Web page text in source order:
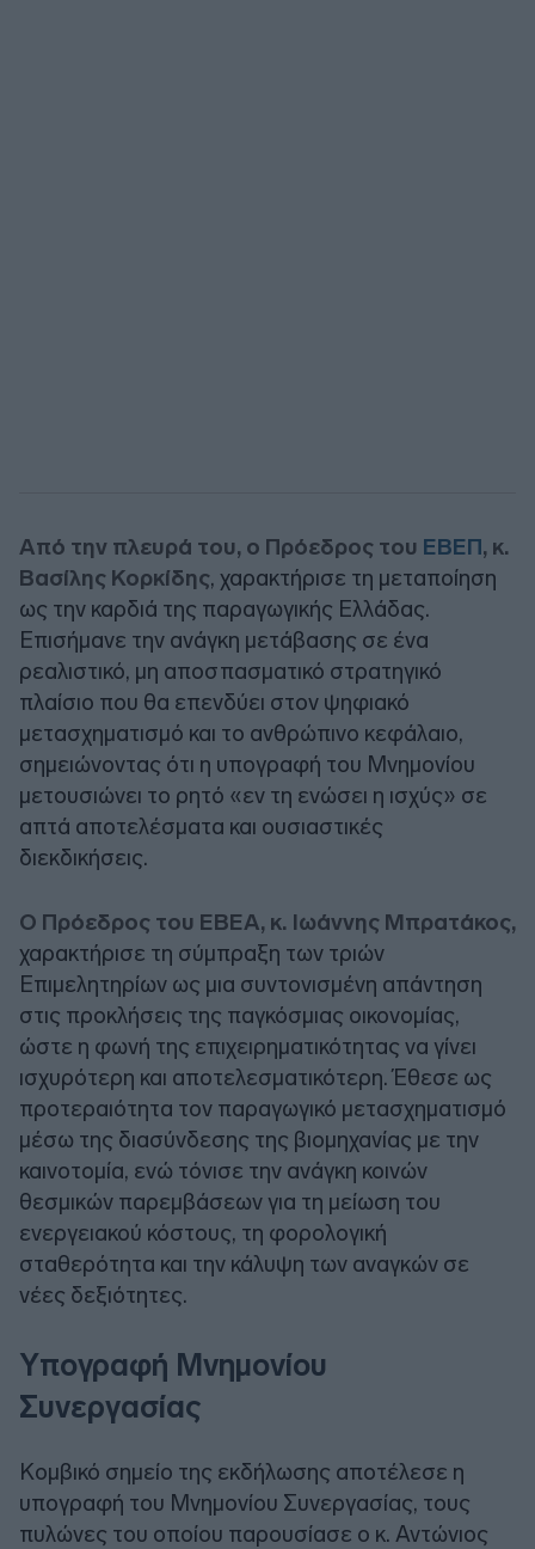
Από την πλευρά του, ο Πρόεδρος του ΕΒΕΠ, κ.
Βασίλης Κορκίδης, χαρακτήρισε τη μεταποίηση
ως την καρδιά της παραγωγικής Ελλάδας.
Επισήμανε την ανάγκη μετάβασης σε ένα
ρεαλιστικό, μη αποσπασματικό στρατηγικό
πλαίσιο που θα επενδύει στον ψηφιακό
μετασχηματισμό και το ανθρώπινο κεφάλαιο,
σημειώνοντας ότι η υπογραφή του Μνημονίου
μετουσιώνει το ρητό «εν τη ενώσει η ισχύς» σε
απτά αποτελέσματα και ουσιαστικές
διεκδικήσεις.
Ο Πρόεδρος του ΕΒΕΑ, κ. Ιωάννης Μπρατάκος,
χαρακτήρισε τη σύμπραξη των τριών
Επιμελητηρίων ως μια συντονισμένη απάντηση
στις προκλήσεις της παγκόσμιας οικονομίας,
ώστε η φωνή της επιχειρηματικότητας να γίνει
ισχυρότερη και αποτελεσματικότερη. Έθεσε ως
προτεραιότητα τον παραγωγικό μετασχηματισμό
μέσω της διασύνδεσης της βιομηχανίας με την
καινοτομία, ενώ τόνισε την ανάγκη κοινών
θεσμικών παρεμβάσεων για τη μείωση του
ενεργειακού κόστους, τη φορολογική
σταθερότητα και την κάλυψη των αναγκών σε
νέες δεξιότητες.
Υπογραφή Μνημονίου
Συνεργασίας
Κομβικό σημείο της εκδήλωσης αποτέλεσε η
υπογραφή του Μνημονίου Συνεργασίας, τους
πυλώνες του οποίου παρουσίασε ο κ. Αντώνιος